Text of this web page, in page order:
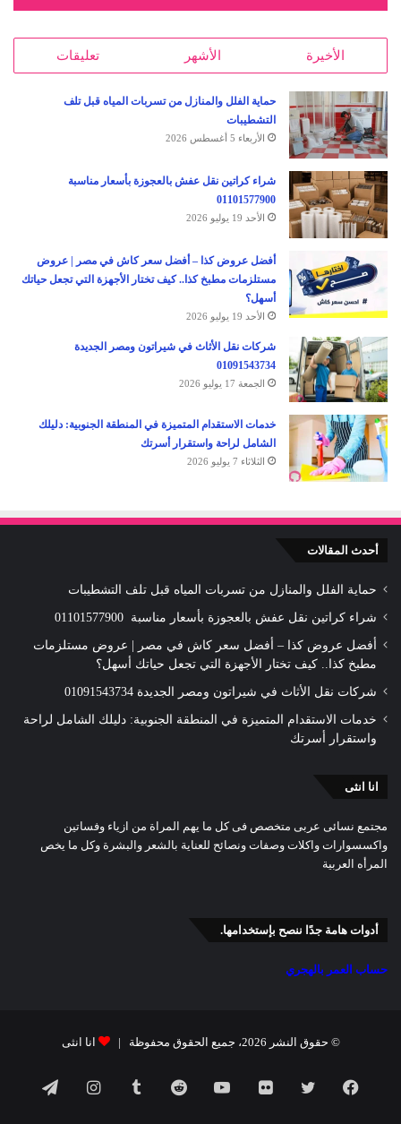
الأخيرة الأشهر تعليقات
حماية الفلل والمنازل من تسربات المياه قبل تلف
التشطيبات
الأربعاء 5 أغسطس 2026
شراء كراتين نقل عفش بالعجوزة بأسعار مناسبة
01101577900
الأحد 19 يوليو 2026
أفضل عروض كذا – أفضل سعر كاش في مصر | عروض
مستلزمات مطبخ كذا.. كيف تختار الأجهزة التي تجعل حياتك
أسهل؟
الأحد 19 يوليو 2026
شركات نقل الأثاث في شيراتون ومصر الجديدة
01091543734
الجمعة 17 يوليو 2026
خدمات الاستقدام المتميزة في المنطقة الجنوبية: دليلك
الشامل لراحة واستقرار أسرتك
الثلاثاء 7 يوليو 2026
أحدث المقالات
حماية الفلل والمنازل من تسربات المياه قبل تلف التشطيبات
شراء كراتين نقل عفش بالعجوزة بأسعار مناسبة 01101577900
أفضل عروض كذا – أفضل سعر كاش في مصر | عروض مستلزمات
مطبخ كذا.. كيف تختار الأجهزة التي تجعل حياتك أسهل؟
شركات نقل الأثاث في شيراتون ومصر الجديدة 01091543734
خدمات الاستقدام المتميزة في المنطقة الجنوبية: دليلك الشامل لراحة
واستقرار أسرتك
انا انثى
مجتمع نسائى عربى متخصص فى كل ما يهم المراة من ازياء وفساتين
واكسسوارات واكلات وصفات ونصائح للعناية بالشعر والبشرة وكل ما يخص
المرأه العربية
أدوات هامة جدًا ننصح بإستخدامها.
حساب العمر بالهجري
© حقوق النشر 2026، جميع الحقوق محفوظة | انا انثى
فيسبوك تويتر صور يوتيوب ‏Tumblr انستقرام